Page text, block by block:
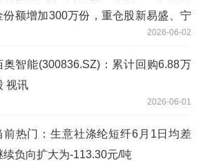
份额增加300万份，重仓股新易盛、宁
2026-06-02
奥智能(300836.SZ)：累计回购6.88万
视讯
2026-06-01
前热门：生意社涤纶短纤6月1日均差
续负向扩大为-113.30元/吨